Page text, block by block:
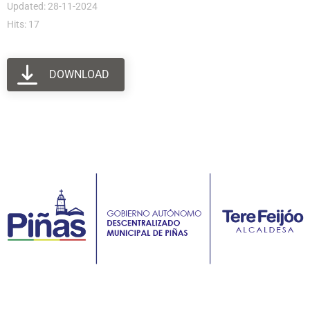
Updated: 28-11-2024
Hits: 17
DOWNLOAD